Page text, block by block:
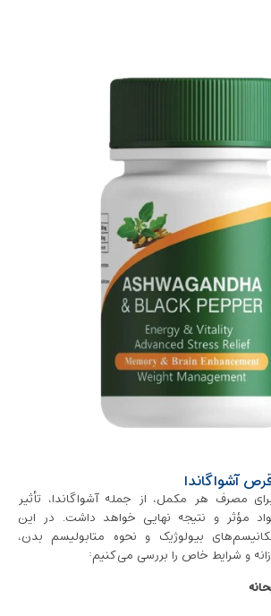
آشواگاندا
مصرف هر مکمل، از جمله آشواگاندا، تأثیر
مؤثر و نتیجه نهایی خواهد داشت. در این
بیولوژیک و نحوه‌ متابولیسم بدن،
و شرایط خاص را بررسی می‌کنیم: